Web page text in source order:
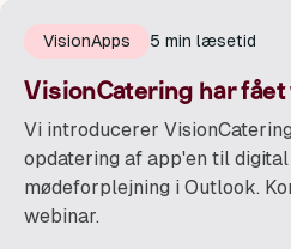
VisionApps 5 min læsetid
VisionCatering har
Vi introducerer
opdatering af app'en til
mødeforplejning i Outlook.
webinar.